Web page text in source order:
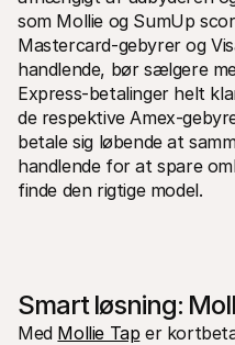
som Mollie og SumUp
Mastercard-gebyrer og
handlende, bør sælgere
Express-betalinger helt
de respektive Amex-
betale sig løbende at
handlende for at spare
finde den rigtige model.
Smart løsning:
Med Mollie Tap er